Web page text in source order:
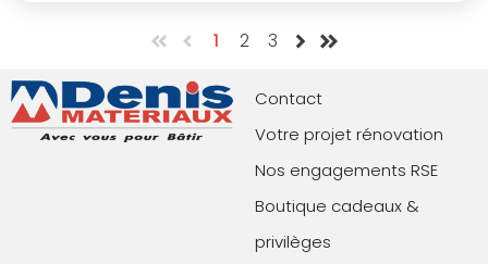
1 2 3
Contact
Votre projet rénovation
Nos engagements RSE
Boutique cadeaux &
privilèges